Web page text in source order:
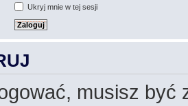
Ukryj mnie w tej sesji
musisz być